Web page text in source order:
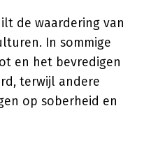
de waardering van
In sommige
en het bevredigen
terwijl andere
op soberheid en